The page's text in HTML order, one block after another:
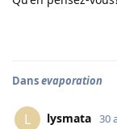
Dansevaporation
L lysmata 30